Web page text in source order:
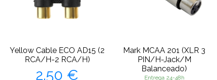
Yellow Cable ECO AD15 (2
RCA/H-2 RCA/H)
Precio
2,50 €
Mark MCAA 201 (XLR 3
PIN/H-Jack/M
Balanceado)
Entrega 24-48h